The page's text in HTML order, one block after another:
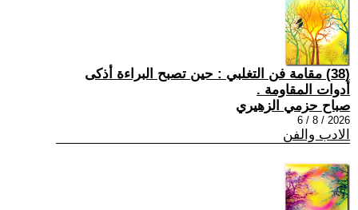
(38) مقامة فن التغلبي : حين تصبح البراءة أذكى
أدوات المقاومة .
صباح حزمي الزهيري
2026 / 8 / 6
الادب والفن